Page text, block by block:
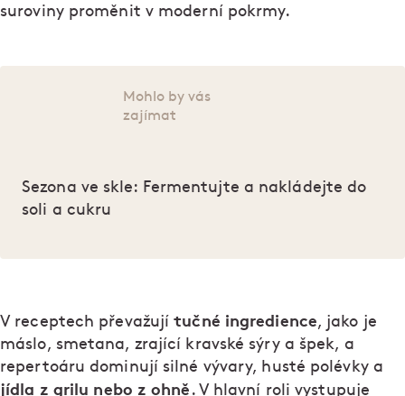
suroviny proměnit v moderní pokrmy.
Mohlo by vás
zajímat
Sezona ve skle: Fermentujte a nakládejte do
soli a cukru
V receptech převažujítučné ingredience, jako je
máslo, smetana, zrající kravské sýry a špek, a
repertoáru dominují silné vývary, husté polévky a
jídla z grilu nebo z ohně . V hlavní roli vystupuje